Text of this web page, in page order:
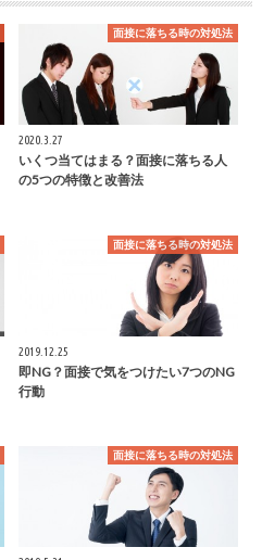
面接に落ちる時の対処法
2020.3.27
いくつ当てはまる？面接に落ちる人
の5つの特徴と改善法
面接に落ちる時の対処法
2019.12.25
即NG？面接で気をつけたい7つのNG
行動
面接に落ちる時の対処法